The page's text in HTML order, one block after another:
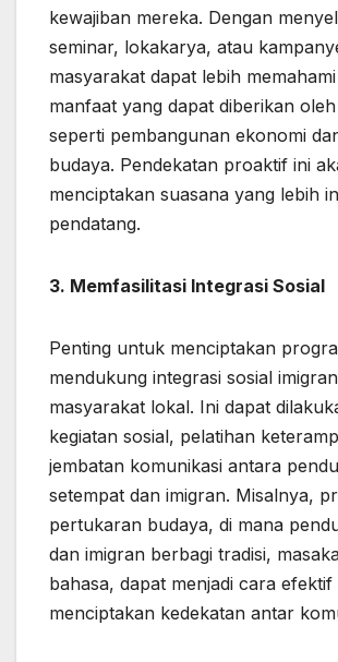
kewajiban mereka. Dengan
seminar, lokakarya, atau
masyarakat dapat lebih
manfaat yang dapat diberikan
seperti pembangunan ekonomi
budaya. Pendekatan proaktif ini
menciptakan suasana yang lebih
pendatang.
3. Memfasilitasi Integrasi Sosial
Penting untuk menciptakan
mendukung integrasi sosial
masyarakat lokal. Ini dapat
kegiatan sosial, pelatihan
jembatan komunikasi antara
setempat dan imigran. Misalnya,
pertukaran budaya, di mana
dan imigran berbagi tradisi,
bahasa, dapat menjadi cara
menciptakan kedekatan antar